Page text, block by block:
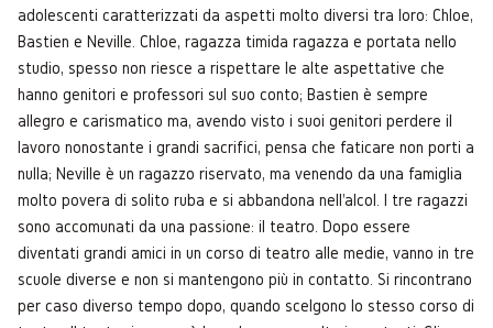
adolescenti caratterizzati da aspetti molto diversi tra loro: Chloe,
Bastien e Neville. Chloe, ragazza timida ragazza e portata nello
studio, spesso non riesce a rispettare le alte aspettative che
hanno genitori e professori sul suo conto; Bastien è sempre
allegro e carismatico ma, avendo visto i suoi genitori perdere il
lavoro nonostante i grandi sacrifici, pensa che faticare non porti a
nulla; Neville è un ragazzo riservato, ma venendo da una famiglia
molto povera di solito ruba e si abbandona nell'alcol. I tre ragazzi
sono accomunati da una passione: il teatro. Dopo essere
diventati grandi amici in un corso di teatro alle medie, vanno in tre
scuole diverse e non si mantengono più in contatto. Si rincontrano
per caso diverso tempo dopo, quando scelgono lo stesso corso di